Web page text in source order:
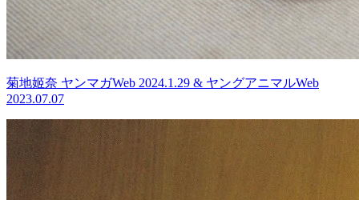
菊地姬奈 ヤンマガWeb 2024.1.29 & ヤングアニマルWeb
2023.07.07